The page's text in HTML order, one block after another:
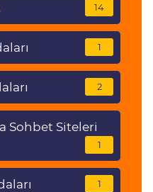
14
1
2
Sohbet Siteleri
1
1